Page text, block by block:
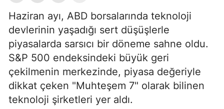
Haziran ayı, ABD borsalarında teknoloji
devlerinin yaşadığı sert düşüşlerle
piyasalarda sarsıcı bir döneme sahne oldu.
S&P 500 endeksindeki büyük geri
çekilmenin merkezinde, piyasa değeriyle
dikkat çeken "Muhteşem 7" olarak bilinen
teknoloji şirketleri yer aldı.